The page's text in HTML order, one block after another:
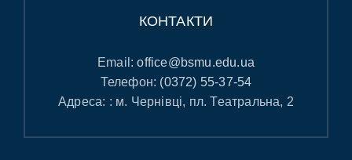
КОНТАКТИ
Email:office@bsmu.edu.ua
Телефон: (0372) 55-37-54
Адреса: : м. Чернівці, пл. Театральна, 2